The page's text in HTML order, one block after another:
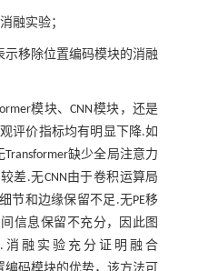
融实验；
示移除位置编码模块的消融
模块、CNN模块，还是
评价指标均有明显下降.如
缺少全局注意力
差.无CNN由于卷积运算局
节和边缘保留不足.无PE移
信息保留不充分，因此图
融实验充分证明融合